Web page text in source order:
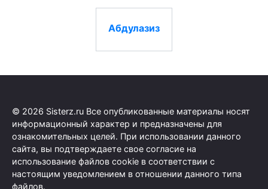
Абдулазиз
© 2026 Sisterz.ru Все опубликованные материалы носят
информационный характер и предназначены для
ознакомительных целей. При использовании данного
сайта, вы подтверждаете свое согласие на
использование файлов cookie в соответствии с
настоящим уведомлением в отношении данного типа
файлов.